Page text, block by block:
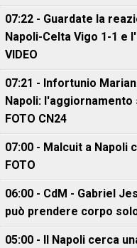
07:22 - Guardate la
Napoli-Celta Vigo 1-1 e
VIDEO
07:21 - Infortunio
Napoli:
FOTO CN24
07:00 - Malcuit a Napoli
FOTO
06:00 - CdM - Gabriel
può prendere corpo
05:00 - Il Napoli cerca